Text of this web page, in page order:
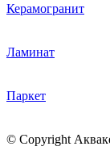
Керамогранит
Ламинат
Паркет
© Copyright